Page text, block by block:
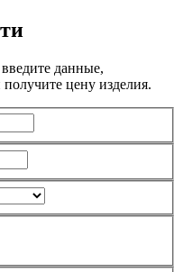
данные,
цену изделия.